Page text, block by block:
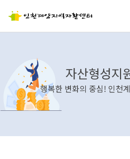
자산형성지
행복한 변화의 중심! 인천